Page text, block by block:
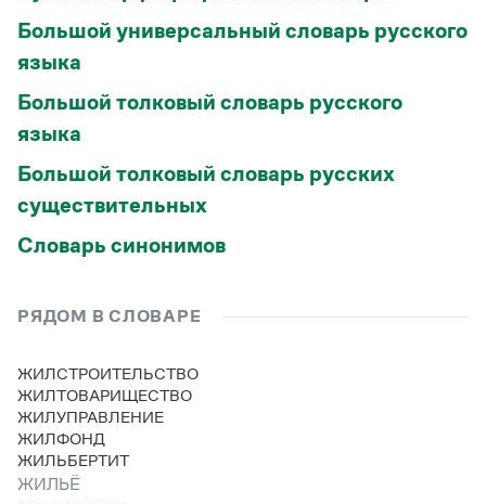
Словари
Научпоп
Все книги
Большой универсальный словарь русского
языка
Большой толковый словарь русского
языка
Большой толковый словарь русских
существительных
Словарь синонимов
РЯДОМ В СЛОВАРЕ
ЖИЛСТРОИТЕЛЬСТВО
ЖИЛТОВАРИЩЕСТВО
ЖИЛУПРАВЛЕНИЕ
ЖИЛФОНД
ЖИЛЬБЕРТИТ
ЖИЛЬЁ